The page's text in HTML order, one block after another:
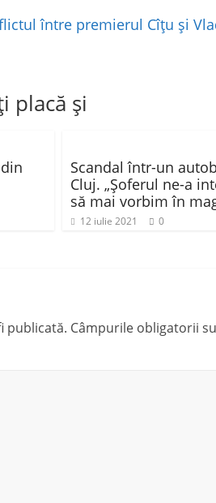
între premierul Cîțu și
placă și
Scandal într-un
Cluj. „Şoferul ne-a
să mai vorbim în
12 iulie 2021 0
publicată. Câmpurile obligatorii